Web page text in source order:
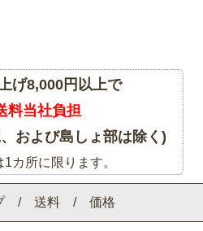
プ / 送料 / 価格
げ8,000円以上で
料当社負担
および島しょ部は除く)
カ所に限ります。